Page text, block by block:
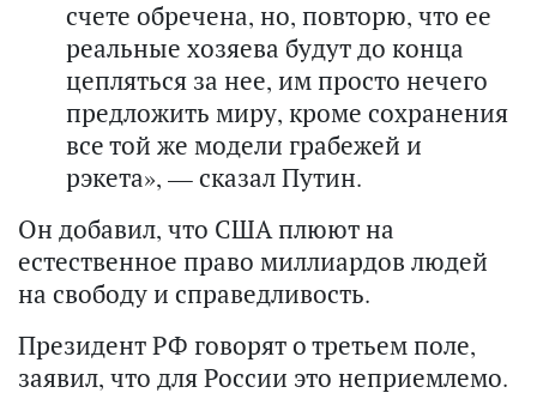
счете обречена, но, повторю, что ее
реальные хозяева будут до конца
цепляться за нее, им просто нечего
предложить миру, кроме сохранения
все той же модели грабежей и
рэкета», — сказал Путин.
Он добавил, что США плюют на
естественное право миллиардов людей
на свободу и справедливость.
Президент РФ говорят о третьем поле,
заявил, что для России это неприемлемо.